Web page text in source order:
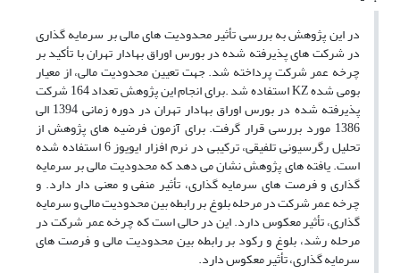
در این پژوهش به بررسی تأثیر محدودیت های مالی بر سرمایه گذاری
در شرکت های پذیرفته شده در بورس اوراق بهادار تهران با تأکید بر
چرخه عمر شرکت پرداخته شد. جهت تعیین محدودیت مالی، از معیار
بومی شده KZ استفاده شد .برای انجام این پژوهش تعداد 164 شرکت
پذیرفته شده در بورس اوراق بهادار تهران در دوره زمانی 1394 الی
1386 مورد بررسی قرار گرفت. برای آزمون فرضیه های پژوهش از
تحلیل رگرسیونی تلفیقی، ترکیبی در نرم افزار ایویوز 6 استفاده شده
است. یافته های پژوهش نشان می دهد که محدودیت مالی بر سرمایه
گذاری و فرصت های سرمایه گذاری، تأثیر منفی و معنی دار دارد. و
چرخه عمر شرکت در مرحله بلوغ بر رابطه بین محدودیت مالی و سرمایه
گذاری، تأثیر معکوس دارد. این در حالی است که چرخه عمر شرکت در
مرحله رشد، بلوغ و رکود بر رابطه بین محدودیت مالی و فرصت های
سرمایه گذاری، تأثیر معکوس دارد.